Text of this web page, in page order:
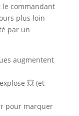
le commandant
plus loin
par un
augmentent
💥 (et
pour marquer